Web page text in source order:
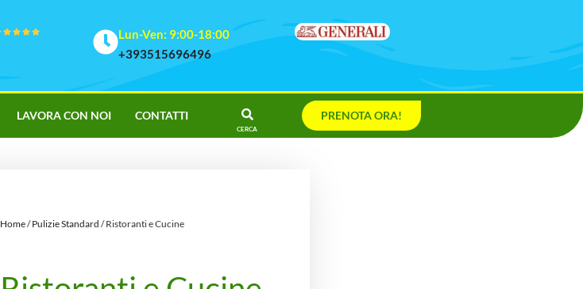
Lun-Ven: 9:00-18:00
+393515696496
LAVORA CON NOI CONTATTI PRENOTA ORA!
Home/Pulizie Standard / Ristoranti e Cucine